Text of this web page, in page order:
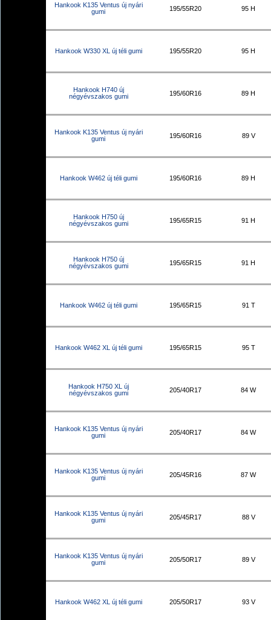
Hankook K135 Ventus új nyári
gumi
195/55R20 95 H
Hankook W330 XL új téli gumi 195/55R20 95 H
Hankook H740 új
négyévszakos gumi
195/60R16 89 H
Hankook K135 Ventus új nyári
gumi
195/60R16 89 V
Hankook W462 új téli gumi 195/60R16 89 H
Hankook H750 új
négyévszakos gumi
195/65R15 91 H
Hankook H750 új
négyévszakos gumi
195/65R15 91 H
Hankook W462 új téli gumi 195/65R15 91 T
Hankook W462 XL új téli gumi 195/65R15 95 T
Hankook H750 XL új
négyévszakos gumi
205/40R17 84 W
Hankook K135 Ventus új nyári
gumi
205/40R17 84 W
Hankook K135 Ventus új nyári
gumi
205/45R16 87 W
Hankook K135 Ventus új nyári
gumi
205/45R17 88 V
Hankook K135 Ventus új nyári
gumi
205/50R17 89 V
Hankook W462 XL új téli gumi 205/50R17 93 V